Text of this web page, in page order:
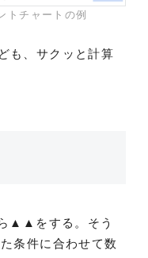
チャートの例
も、サクッと計算
▲▲をする。そう
条件に合わせて数